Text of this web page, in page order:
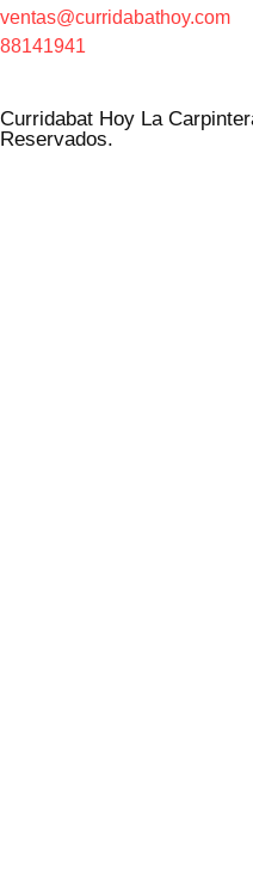
ventas@curridabathoy.com
88141941
Curridabat Hoy La
Reservados.